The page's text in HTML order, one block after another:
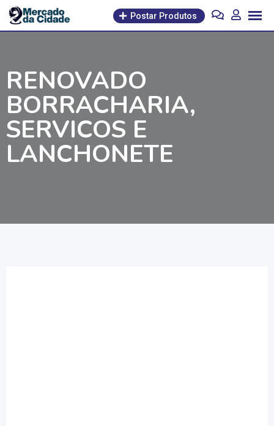
Pular
para
Postar Produtos
RENOVADO
BORRACHARIA,
SERVICOS E
LANCHONETE